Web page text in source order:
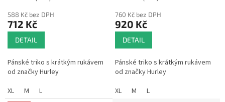
588 Kč bez DPH
712 Kč
DETAIL
Pánské triko s krátkým rukávem
od značky Hurley
XL
M L
760 Kč bez DPH
920 Kč
DETAIL
Pánské triko s krátkým rukávem
od značky Hurley
XL
M L